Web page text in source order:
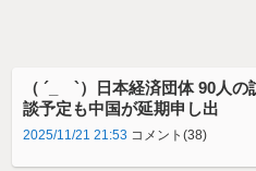
（ ´_ゝ`）日本経済団体 90人
談予定も中国が延期申し出
2025/11/21 21:53 コメント(38)